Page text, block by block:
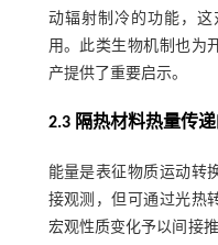
动辐射制冷的功能，
用。此类生物机制也为
产提供了重要启示。
2.3 隔热材料热量传
能量是表征物质运动转
接观测，但可通过光热
宏观性质变化予以间接